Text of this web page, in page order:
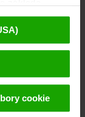
tretích strán
k dispozícii
na
s tým, že
cookie
na